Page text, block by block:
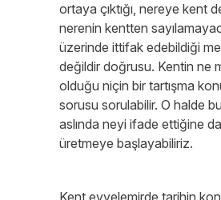
ortaya çıktığı, nereye kent
nerenin kentten
üzerinde ittifak edebildiği
değildir doğrusu. Kentin ne
olduğu niçin bir tartışma
sorusu sorulabilir. O halde
aslında neyi ifade ettiğine
üretmeye başlayabiliriz.
Kent evvelemirde tarihin